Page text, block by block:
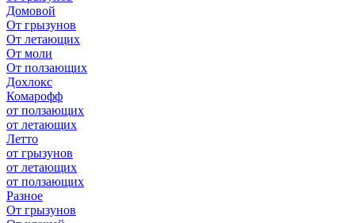
Домовой
От грызунов
От летающих
От моли
От ползающих
Дохлокс
Комарофф
от ползающих
от летающих
Летто
от грызунов
от летающих
от ползающих
Разное
От грызунов